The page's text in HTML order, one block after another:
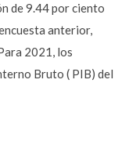
de 9.44 por ciento
anterior,
2021, los
Bruto ( PIB) del